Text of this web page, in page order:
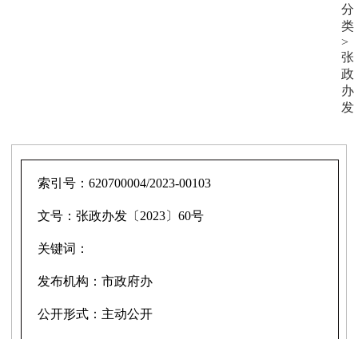
分
类
>
张
政
办
发
索引号：620700004/2023-00103
文号：张政办发〔2023〕60号
关键词：
发布机构：市政府办
公开形式： 主动公开